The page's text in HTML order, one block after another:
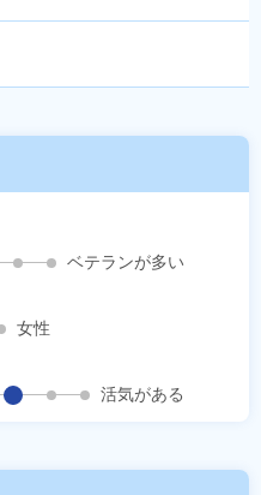
ベテランが多い
女性
活気がある